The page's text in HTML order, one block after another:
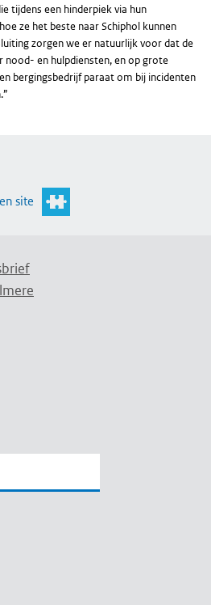
tijdens een hinderpiek via hun
ze het beste naar Schiphol kunnen
zorgen we er natuurlijk voor dat de
en hulpdiensten, en op grote
bergingsbedrijf paraat om bij incidenten
site